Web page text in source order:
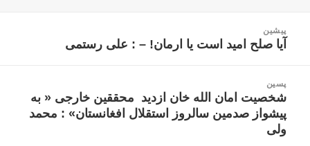
نوشتهپیشین
نوشته
آیا صلح امید است یا ارمان! – : علی رستمی
پسین
نوشته
بعدی:
شخصیت‌ امان الله خان ازدید محققین خارجی « به
پیشواز صدمین سالروز استقلال افغانستان» : محمد
ولی